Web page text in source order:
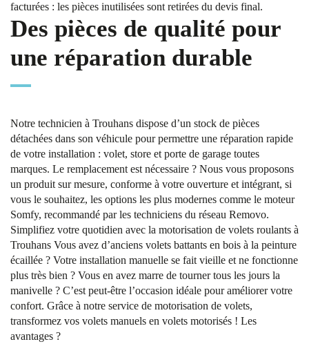
facturées : les pièces inutilisées sont retirées du devis final.
Des pièces de qualité pour
une réparation durable
Notre technicien à Trouhans dispose d’un stock de pièces
détachées dans son véhicule pour permettre une réparation rapide
de votre installation : volet, store et porte de garage toutes
marques. Le remplacement est nécessaire ? Nous vous proposons
un produit sur mesure, conforme à votre ouverture et intégrant, si
vous le souhaitez, les options les plus modernes comme le moteur
Somfy, recommandé par les techniciens du réseau Removo.
Simplifiez votre quotidien avec la motorisation de volets roulants à
Trouhans Vous avez d’anciens volets battants en bois à la peinture
écaillée ? Votre installation manuelle se fait vieille et ne fonctionne
plus très bien ? Vous en avez marre de tourner tous les jours la
manivelle ? C’est peut-être l’occasion idéale pour améliorer votre
confort. Grâce à notre service de motorisation de volets,
transformez vos volets manuels en volets motorisés ! Les
avantages ?